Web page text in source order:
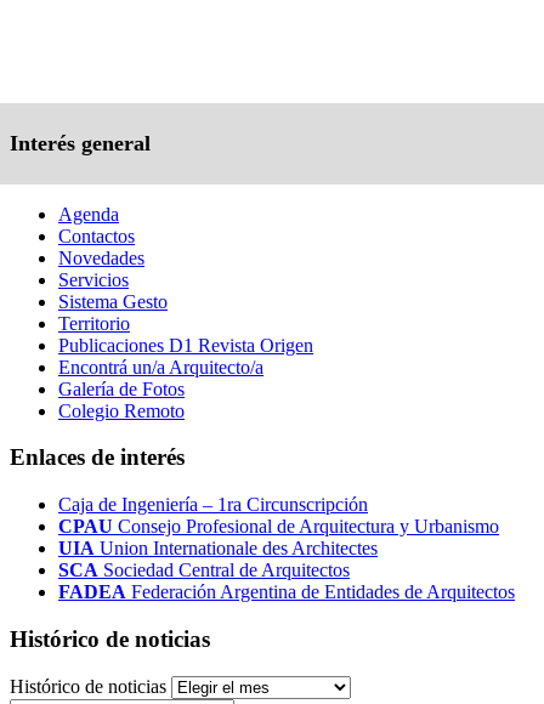
Interés general
Agenda
Contactos
Novedades
Servicios
Sistema Gesto
Territorio
Publicaciones D1 Revista Origen
Encontrá un/a Arquitecto/a
Galería de Fotos
Colegio Remoto
Enlaces de interés
Caja de Ingeniería – 1ra Circunscripción
CPAU Consejo Profesional de Arquitectura y Urbanismo
UIA Union Internationale des Architectes
SCA Sociedad Central de Arquitectos
FADEA Federación Argentina de Entidades de Arquitectos
Histórico de noticias
Histórico de noticias